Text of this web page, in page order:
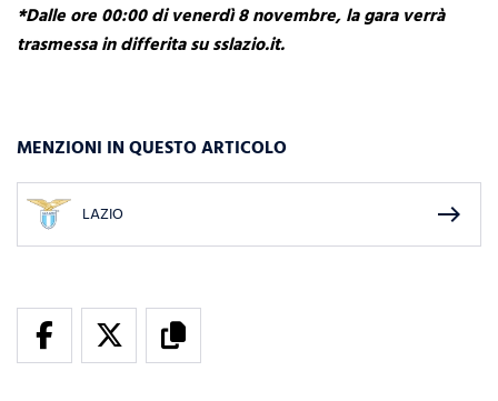
*Dalle ore 00:00 di venerdì 8 novembre, la gara verrà
trasmessa in differita su sslazio.it.
MENZIONI IN QUESTO ARTICOLO
LAZIO east